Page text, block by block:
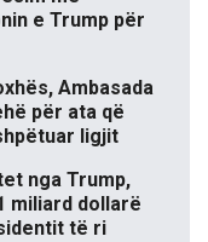
e Trump për
Ambasada
për ata që
ligjit
nga Trump,
miliard dollarë
të ri